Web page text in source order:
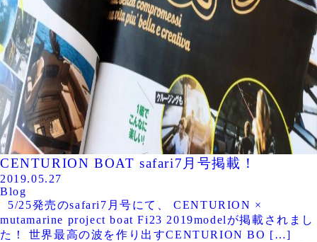
CENTURION BOAT safari7月号掲載！
2019.05.27
Blog
5/25発売のsafari7月号にて、 CENTURION ×
mutamarine project boat Fi23 2019modelが掲載されまし
た！ 世界最高の波を作り出すCENTURION BO […]